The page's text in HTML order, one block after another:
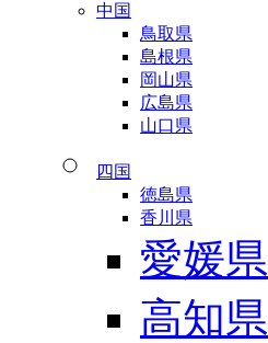
中国
鳥取県
島根県
岡山県
広島県
山口県
四国
徳島県
香川県
愛媛県
高知県